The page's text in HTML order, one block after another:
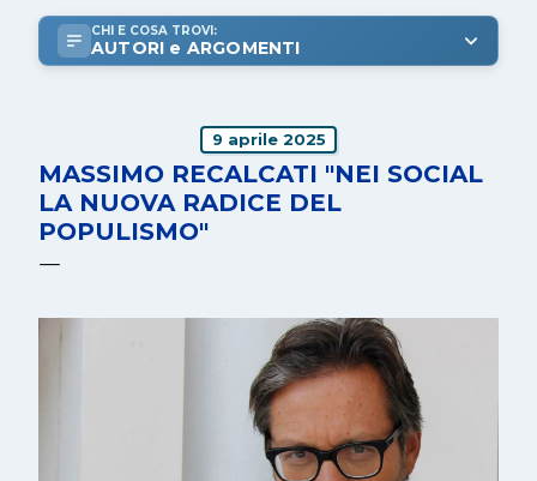
CHI E COSA TROVI:
AUTORI e ARGOMENTI
9 aprile 2025
MASSIMO RECALCATI "NEI SOCIAL
LA NUOVA RADICE DEL
POPULISMO"